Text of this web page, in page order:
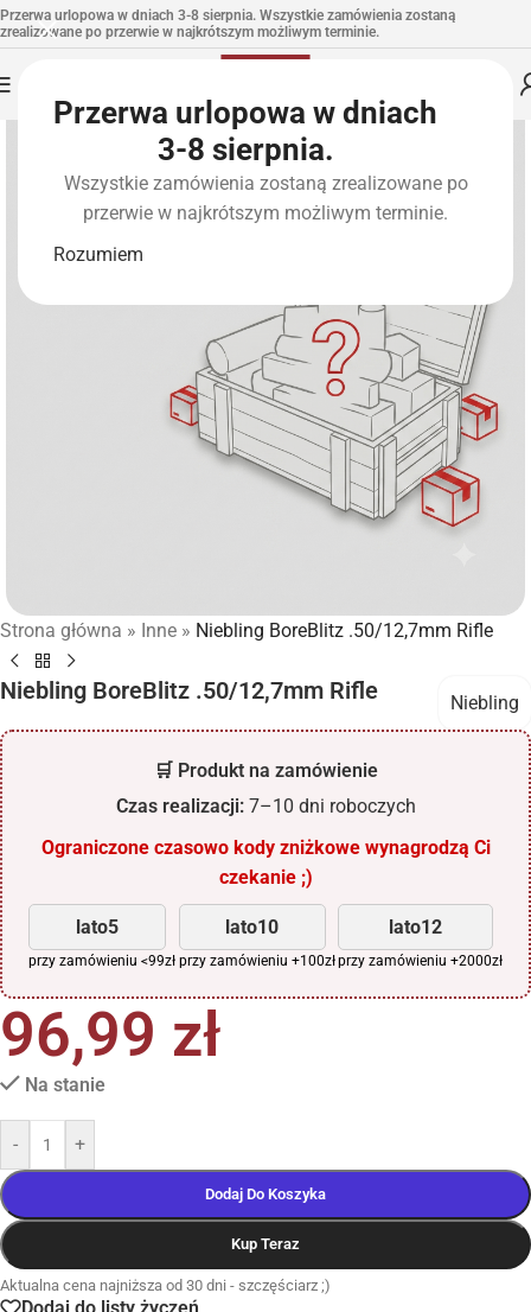
Przerwa urlopowa w dniach
3-8 sierpnia.
Wszystkie zamówienia zostaną zrealizowane po
przerwie w najkrótszym możliwym terminie.
Rozumiem
Przerwa urlopowa w dniach 3-8 sierpnia. Wszystkie zamówienia zostaną
zrealizowane po przerwie w najkrótszym możliwym terminie.
Strona główna » Inne » Niebling BoreBlitz .50/12,7mm Rifle
Niebling BoreBlitz .50/12,7mm Rifle Niebling
🛒 Produkt na zamówienie
Czas realizacji:7–10 dni roboczych
Ograniczone czasowo kody zniżkowe wynagrodzą Ci
czekanie ;)
lato5
przy zamówieniu <99zł
lato10
przy zamówieniu +100zł
lato12
przy zamówieniu +2000zł
96,99 zł
Na stanie
- +
Dodaj Do Koszyka
Kup Teraz
Aktualna cena najniższa od 30 dni - szczęściarz ;)